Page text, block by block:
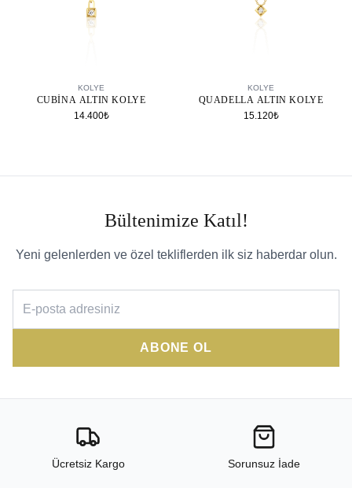
KOLYE
CUBINA ALTIN KOLYE
14.400₺
KOLYE
QUADELLA ALTIN KOLYE
15.120₺
Bültenimize Katıl!
Yeni gelenlerden ve özel tekliflerden ilk siz haberdar olun.
ABONE OL
Ücretsiz Kargo Sorunsuz İade